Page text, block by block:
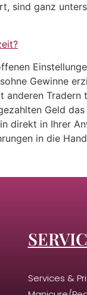
sind ganz
Gewinne
Geld
direkt in Ihrer
in die
Services &